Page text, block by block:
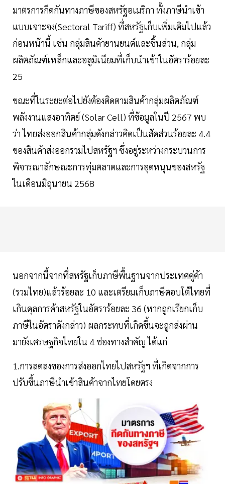
มาตรการกีดกันทางภาษีของสหรัฐอเมริกา ทั้งภาษีนำเข้า
แบบเจาะจง(Sectoral Tariff) ที่สหรัฐเก็บเพิ่มเติมไปแล้ว
ก่อนหน้านี้ เช่น กลุ่มสินค้ายานยนต์และชิ้นส่วน, กลุ่ม
ผลิตภัณฑ์เหล็กและอลูมิเนียมที่เก็บนำเข้าในอัตราร้อยละ
25
ขณะที่ในระยะต่อไปยังต้องติดตามสินค้ากลุ่มผลิตภัณฑ์
พลังงานแสงอาทิตย์ (Solar Cell) ที่ข้อมูลในปี 2567 พบ
ว่า ไทยส่งออกสินค้ากลุ่มดังกล่าวคิดเป็นสัดส่วนร้อยละ 4.4
ของสินค้าส่งออกรวมไปสหรัฐฯ ซึ่งอยู่ระหว่างกระบวนการ
พิจารณาลักษณะการทุ่มตลาดและการอุดหนุนของสหรัฐ
ในเดือนมิถุนายน 2568
นอกจากนี้จากที่สหรัฐเก็บภาษีพื้นฐานจากประเทศคู่ค้า
(รวมไทย)แล้วร้อยละ 10 และเตรียมเก็บภาษีตอบโต้ไทยที่
เกินดุลการค้าสหรัฐในอัตราร้อยละ 36 (หากถูกเรียกเก็บ
ภาษีในอัตราดังกล่าว) ผลกระทบที่เกิดขึ้นจะถูกส่งผ่าน
มายังเศรษฐกิจไทยใน 4 ช่องทางสำคัญ ได้แก่
1.การลดลงของการส่งออกไทยไปสหรัฐฯ ที่เกิดจากการ
ปรับขึ้นภาษีนำเข้าสินค้าจากไทยโดยตรง